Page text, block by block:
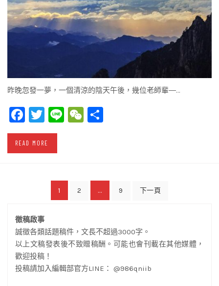
昨晚忽發一夢，一個清涼的陰天午後，幾位老師輩―…
Facebook
Twitter
LineWeChat
READ MORE
1 2 ... 9 下一頁
徵稿啟事
誠徵各類話題稿件，文長不超過3000字。
以上文稿發表後不致贈稿酬。可能也會刊載在其他媒體，
歡迎投稿！
投稿請加入編輯部官方LINE： @986qniib